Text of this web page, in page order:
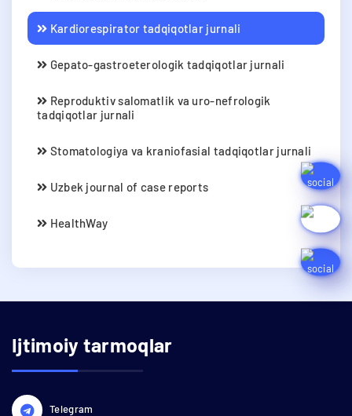
Kardiorespirator tadqiqotlar jurnali
Gepato-gastroeterologik tadqiqotlar jurnali
Reproduktiv salomatlik va uro-nefrologik
tadqiqotlar jurnali
Stomatologiya va kraniofasial tadqiqotlar jurnali
Uzbek journal of case reports
HealthWay
Ijtimoiy tarmoqlar
Telegram